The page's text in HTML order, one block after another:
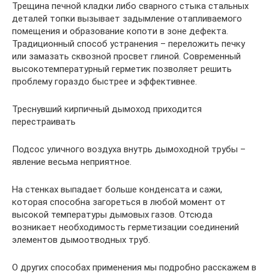
Трещина печной кладки либо сварного стыка стальных
деталей топки вызывает задымление отапливаемого
помещения и образование копоти в зоне дефекта.
Традиционный способ устранения – переложить печку
или замазать сквозной просвет глиной. Современный
высокотемпературный герметик позволяет решить
проблему гораздо быстрее и эффективнее.
Треснувший кирпичный дымоход приходится
перестраивать
Подсос уличного воздуха внутрь дымоходной трубы –
явление весьма неприятное.
На стенках выпадает больше конденсата и сажи,
которая способна загореться в любой момент от
высокой температуры дымовых газов. Отсюда
возникает необходимость герметизации соединений
элементов дымоотводных труб.
О других способах применения мы подробно расскажем в